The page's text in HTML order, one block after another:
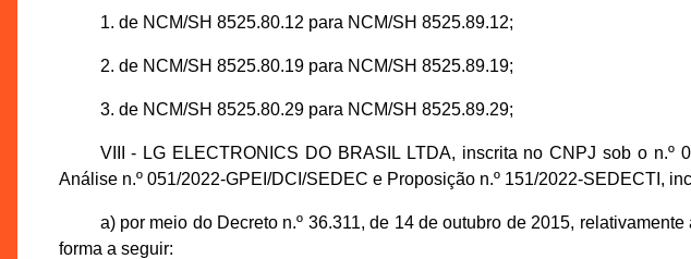
1. de NCM/SH 8525.80.12 para NCM/SH 8525.89.12;
2. de NCM/SH 8525.80.19 para NCM/SH 8525.89.19;
3. de NCM/SH 8525.80.29 para NCM/SH 8525.89.29;
VIII - LG ELECTRONICS DO BRASIL LTDA, inscrita no CNPJ sob o n.º
Análise n.º 051/2022-GPEI/DCI/SEDEC e Proposição n.º 151/2022-SEDECTI,
a) por meio do Decreto n.º 36.311, de 14 de outubro de 2015,
forma a seguir: